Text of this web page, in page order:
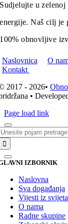
Sudjelujte u
energije. Naš cilj je
100% obnovljive
Naslovnica O
Kontakt
2017 - 2026•
•
Page load link
IZBORNIK
Naslovna
Sva događanja
Vijesti iz
O nama
Radne skupine